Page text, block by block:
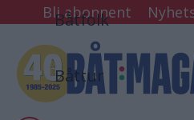
Bli abonnent
Båtfolk
Båttur